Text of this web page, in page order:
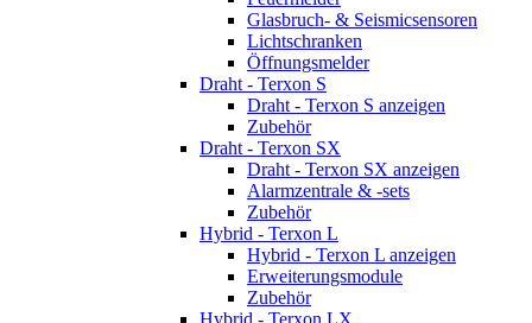
Glasbruch- & Seismicsensoren
Lichtschranken
Öffnungsmelder
Draht - Terxon S
Draht - Terxon S anzeigen
Zubehör
Draht - Terxon SX
Draht - Terxon SX anzeigen
Alarmzentrale & -sets
Zubehör
Hybrid - Terxon L
Hybrid - Terxon L anzeigen
Erweiterungsmodule
Zubehör
Hybrid - Terxon LX